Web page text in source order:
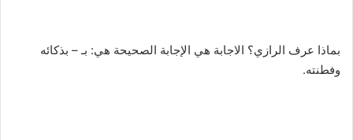
بماذا عرف الرازي؟ الاجابة هي الإجابة الصحيحة هي: بـ – بذكائه
وفطنته.